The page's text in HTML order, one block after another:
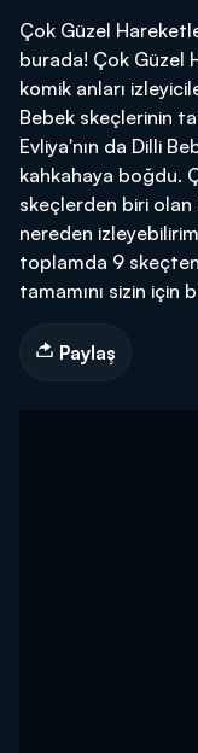
Çok Güzel
burada! Çok Güzel
komik anları
Bebek skeçlerinin
Evliya'nın da Dilli
kahkahaya boğdu.
skeçlerden biri olan
nereden
toplamda 9
tamamını sizin için
Paylaş